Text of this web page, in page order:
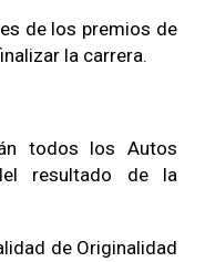
de los premios de
la carrera.
todos los Autos
resultado de la
de Originalidad